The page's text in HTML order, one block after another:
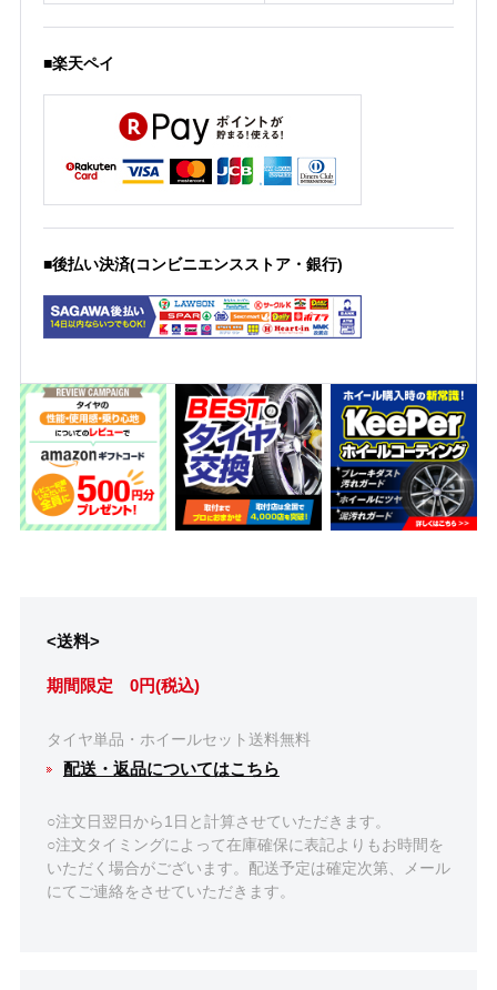
■楽天ペイ
■後払い決済(コンビニエンスストア・銀行)
<送料>
期間限定 0円(税込)
タイヤ単品・ホイールセット送料無料
配送・返品についてはこちら
○注文日翌日から1日と計算させていただきます。
○注文タイミングによって在庫確保に表記よりもお時間を
いただく場合がございます。配送予定は確定次第、メール
にてご連絡をさせていただきます。